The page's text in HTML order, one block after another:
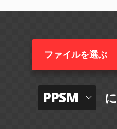
ファイルを選ぶ
PPSM に